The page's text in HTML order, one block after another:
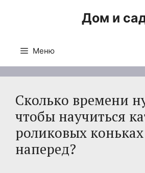
Дом и
Меню
Сколько времени
чтобы научиться
роликовых
наперед?